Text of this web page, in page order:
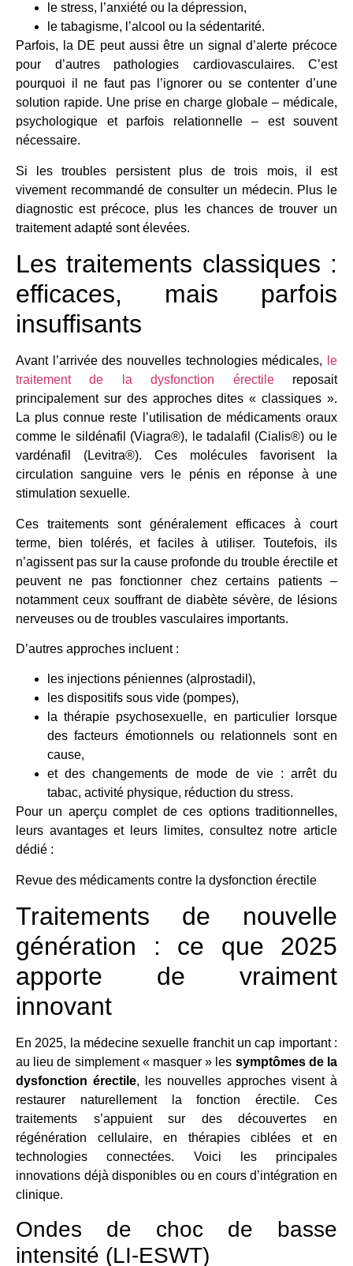
le stress, l’anxiété ou la dépression,
le tabagisme, l’alcool ou la sédentarité.
Parfois, la DE peut aussi être un signal d’alerte précoce
pour d’autres pathologies cardiovasculaires. C’est
pourquoi il ne faut pas l’ignorer ou se contenter d’une
solution rapide. Une prise en charge globale – médicale,
psychologique et parfois relationnelle – est souvent
nécessaire.
Si les troubles persistent plus de trois mois, il est
vivement recommandé de consulter un médecin. Plus le
diagnostic est précoce, plus les chances de trouver un
traitement adapté sont élevées.
Les traitements classiques :
efficaces, mais parfois
insuffisants
Avant l’arrivée des nouvelles technologies médicales,
le
traitement de la dysfonction érectilereposait
principalement sur des approches dites « classiques ».
La plus connue reste l’utilisation de médicaments oraux
comme le sildénafil (Viagra®), le tadalafil (Cialis®) ou le
vardénafil (Levitra®). Ces molécules favorisent la
circulation sanguine vers le pénis en réponse à une
stimulation sexuelle.
Ces traitements sont généralement efficaces à court
terme, bien tolérés, et faciles à utiliser. Toutefois, ils
n’agissent pas sur la cause profonde du trouble érectile et
peuvent ne pas fonctionner chez certains patients –
notamment ceux souffrant de diabète sévère, de lésions
nerveuses ou de troubles vasculaires importants.
D’autres approches incluent :
les injections péniennes (alprostadil),
les dispositifs sous vide (pompes),
la thérapie psychosexuelle, en particulier lorsque
des facteurs émotionnels ou relationnels sont en
cause,
et des changements de mode de vie : arrêt du
tabac, activité physique, réduction du stress.
Pour un aperçu complet de ces options traditionnelles,
leurs avantages et leurs limites, consultez notre article
dédié :
Revue des médicaments contre la dysfonction érectile
Traitements de nouvelle
génération : ce que 2025
apporte de vraiment
innovant
En 2025, la médecine sexuelle franchit un cap important :
au lieu de simplement « masquer » les symptômes de la
dysfonction érectile, les nouvelles approches visent à
restaurer naturellement la fonction érectile. Ces
traitements s’appuient sur des découvertes en
régénération cellulaire, en thérapies ciblées et en
technologies connectées. Voici les principales
innovations déjà disponibles ou en cours d’intégration en
clinique.
Ondes de choc de basse
intensité (LI-ESWT)